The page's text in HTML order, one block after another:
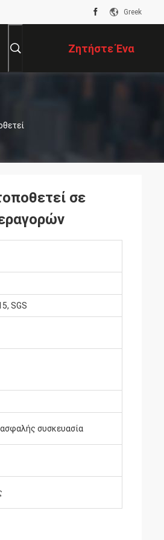
Greek
Ζητήστε Ένα
Απόσπασμα
σε
SGS
συσκευασία